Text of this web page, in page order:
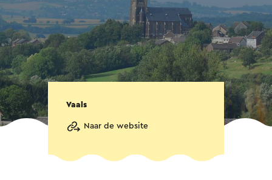
Vaals
Naar de website